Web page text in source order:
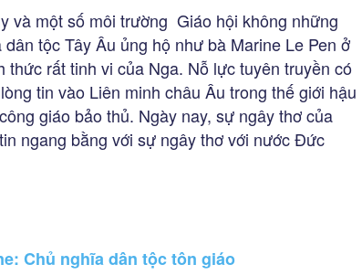
và một số môi trường Giáo hội không những
tộc Tây Âu ủng hộ như bà Marine Le Pen ở
rất tinh vi của Nga. Nỗ lực tuyên truyền có
tin vào Liên minh châu Âu trong thế giới hậu
giáo bảo thủ. Ngày nay, sự ngây thơ của
ngang bằng với sự ngây thơ với nước Đức
Chủ nghĩa dân tộc tôn giáo